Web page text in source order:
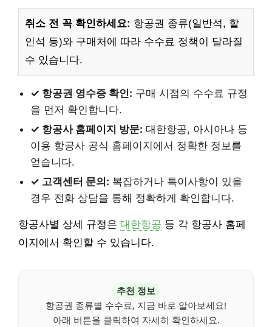
취소 전 꼭 확인하세요: 항공권 종류(일반석, 할
인석 등)와 구매처에 따라 수수료 정책이 달라질
수 있습니다.
✓ 항공권 영수증 확인: 구매 시점의 수수료 규정
을 먼저 확인합니다.
✓ 항공사 홈페이지 방문: 대한항공, 아시아나 등
이용 항공사 공식 홈페이지에서 정확한 정보를
얻습니다.
✓ 고객센터 문의: 복잡하거나 특이사항이 있을
경우 전화 상담을 통해 정확하게 확인합니다.
항공사별 상세 규정은 대한항공 등 각 항공사 홈페
이지에서 확인할 수 있습니다.
추천 정보
항공권 종류별 수수료, 지금 바로 알아보세요!
아래 버튼을 클릭하여 자세히 확인하세요.